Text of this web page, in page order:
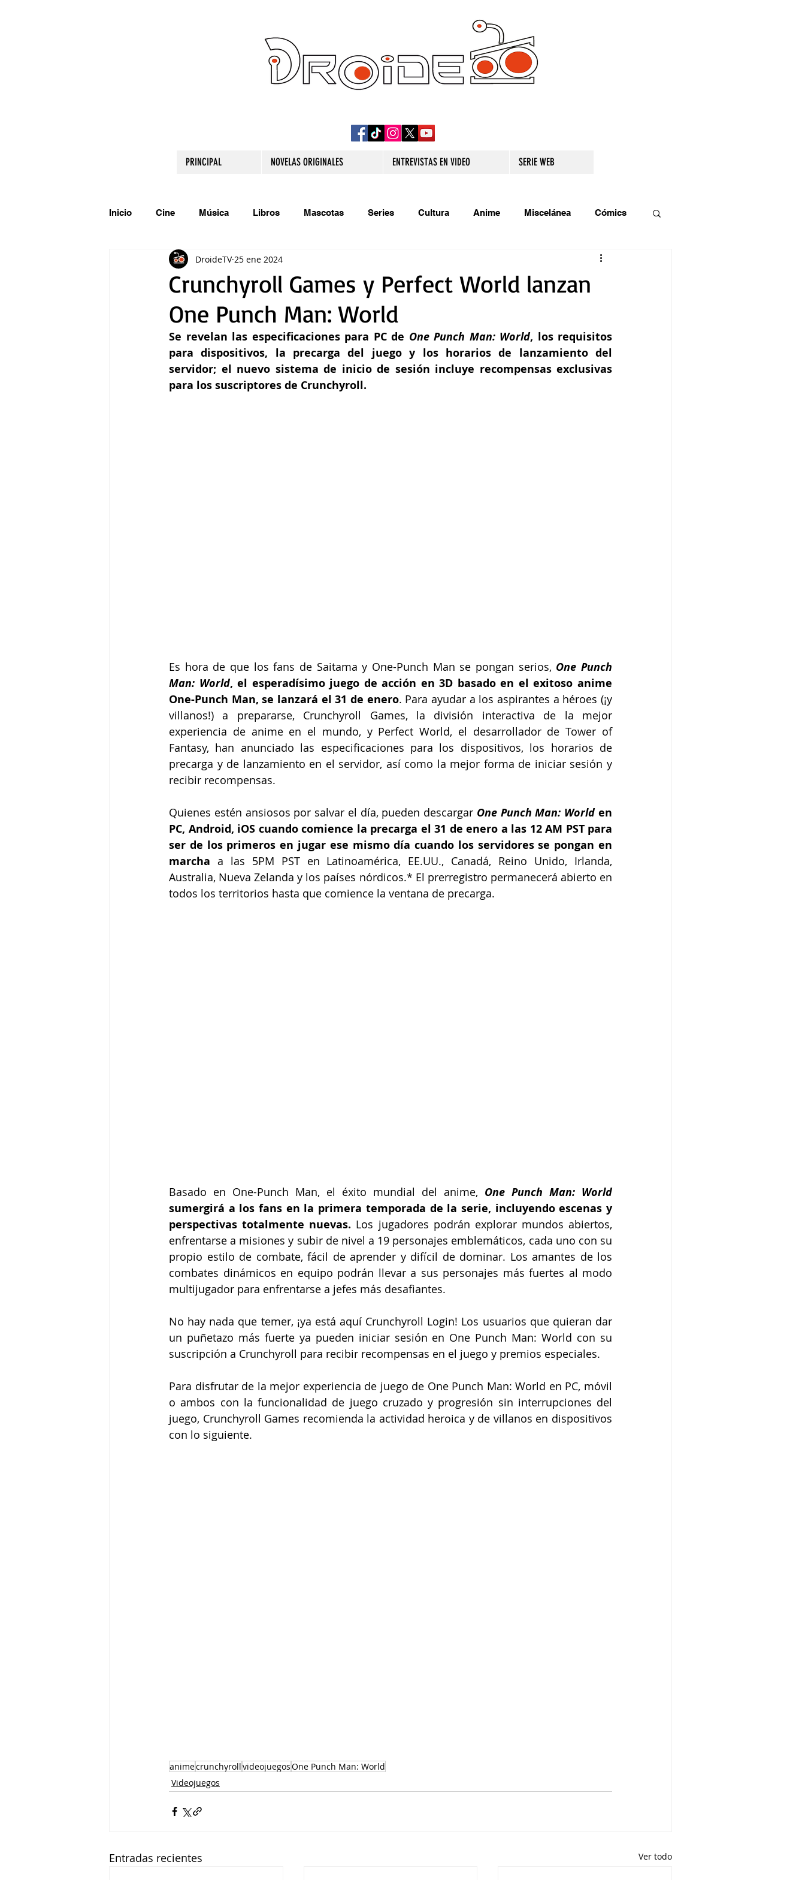
PRINCIPAL NOVELAS ORIGINALES ENTREVISTAS EN VIDEO SERIE WEB
Inicio Cine Música Libros Mascotas Series Cultura Anime Miscelánea Cómics
Comparte tu talento Relatos originales
Gastronomía Tecnología
Crunchyroll Games y Perfect World lanzan
One Punch Man: World
DroideTV 25 ene 2024
Se revelan las especificaciones para PC de One Punch Man: World, los requisitos
para dispositivos, la precarga del juego y los horarios de lanzamiento del
servidor; el nuevo sistema de inicio de sesión incluye recompensas exclusivas
para los suscriptores de Crunchyroll.
Es hora de que los fans de Saitama y One-Punch Man se pongan serios, One Punch
Man: World, el esperadísimo juego de acción en 3D basado en el exitoso anime
One-Punch Man, se lanzará el 31 de enero. Para ayudar a los aspirantes a héroes (¡y
villanos!) a prepararse, Crunchyroll Games, la división interactiva de la mejor
experiencia de anime en el mundo, y Perfect World, el desarrollador de Tower of
Fantasy, han anunciado las especificaciones para los dispositivos, los horarios de
precarga y de lanzamiento en el servidor, así como la mejor forma de iniciar sesión y
recibir recompensas.
Quienes estén ansiosos por salvar el día, pueden descargar One Punch Man: World en
PC, Android, iOS cuando comience la precarga el 31 de enero a las 12 AM PST para
ser de los primeros en jugar ese mismo día cuando los servidores se pongan en
marcha a las 5PM PST en Latinoamérica, EE.UU., Canadá, Reino Unido, Irlanda,
Australia, Nueva Zelanda y los países nórdicos.* El prerregistro permanecerá abierto en
todos los territorios hasta que comience la ventana de precarga.
Basado en One-Punch Man, el éxito mundial del anime,
One Punch Man: World
sumergirá a los fans en la primera temporada de la serie, incluyendo escenas y
perspectivas totalmente nuevas. Los jugadores podrán explorar mundos abiertos,
enfrentarse a misiones y subir de nivel a 19 personajes emblemáticos, cada uno con su
propio estilo de combate, fácil de aprender y difícil de dominar. Los amantes de los
combates dinámicos en equipo podrán llevar a sus personajes más fuertes al modo
multijugador para enfrentarse a jefes más desafiantes.
No hay nada que temer, ¡ya está aquí Crunchyroll Login! Los usuarios que quieran dar
un puñetazo más fuerte ya pueden iniciar sesión en One Punch Man: World con su
suscripción a Crunchyroll para recibir recompensas en el juego y premios especiales.
Para disfrutar de la mejor experiencia de juego de One Punch Man: World en PC, móvil
o ambos con la funcionalidad de juego cruzado y progresión sin interrupciones del
juego, Crunchyroll Games recomienda la actividad heroica y de villanos en dispositivos
con lo siguiente.
animecrunchyrollvideojuegosOne Punch Man: World
Videojuegos
Entradas recientes Ver todo